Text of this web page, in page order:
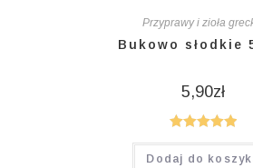
Przyprawy i zioła
Bukowo słodkie
5,90zł
Oceniono
5.00na 5
Dodaj do